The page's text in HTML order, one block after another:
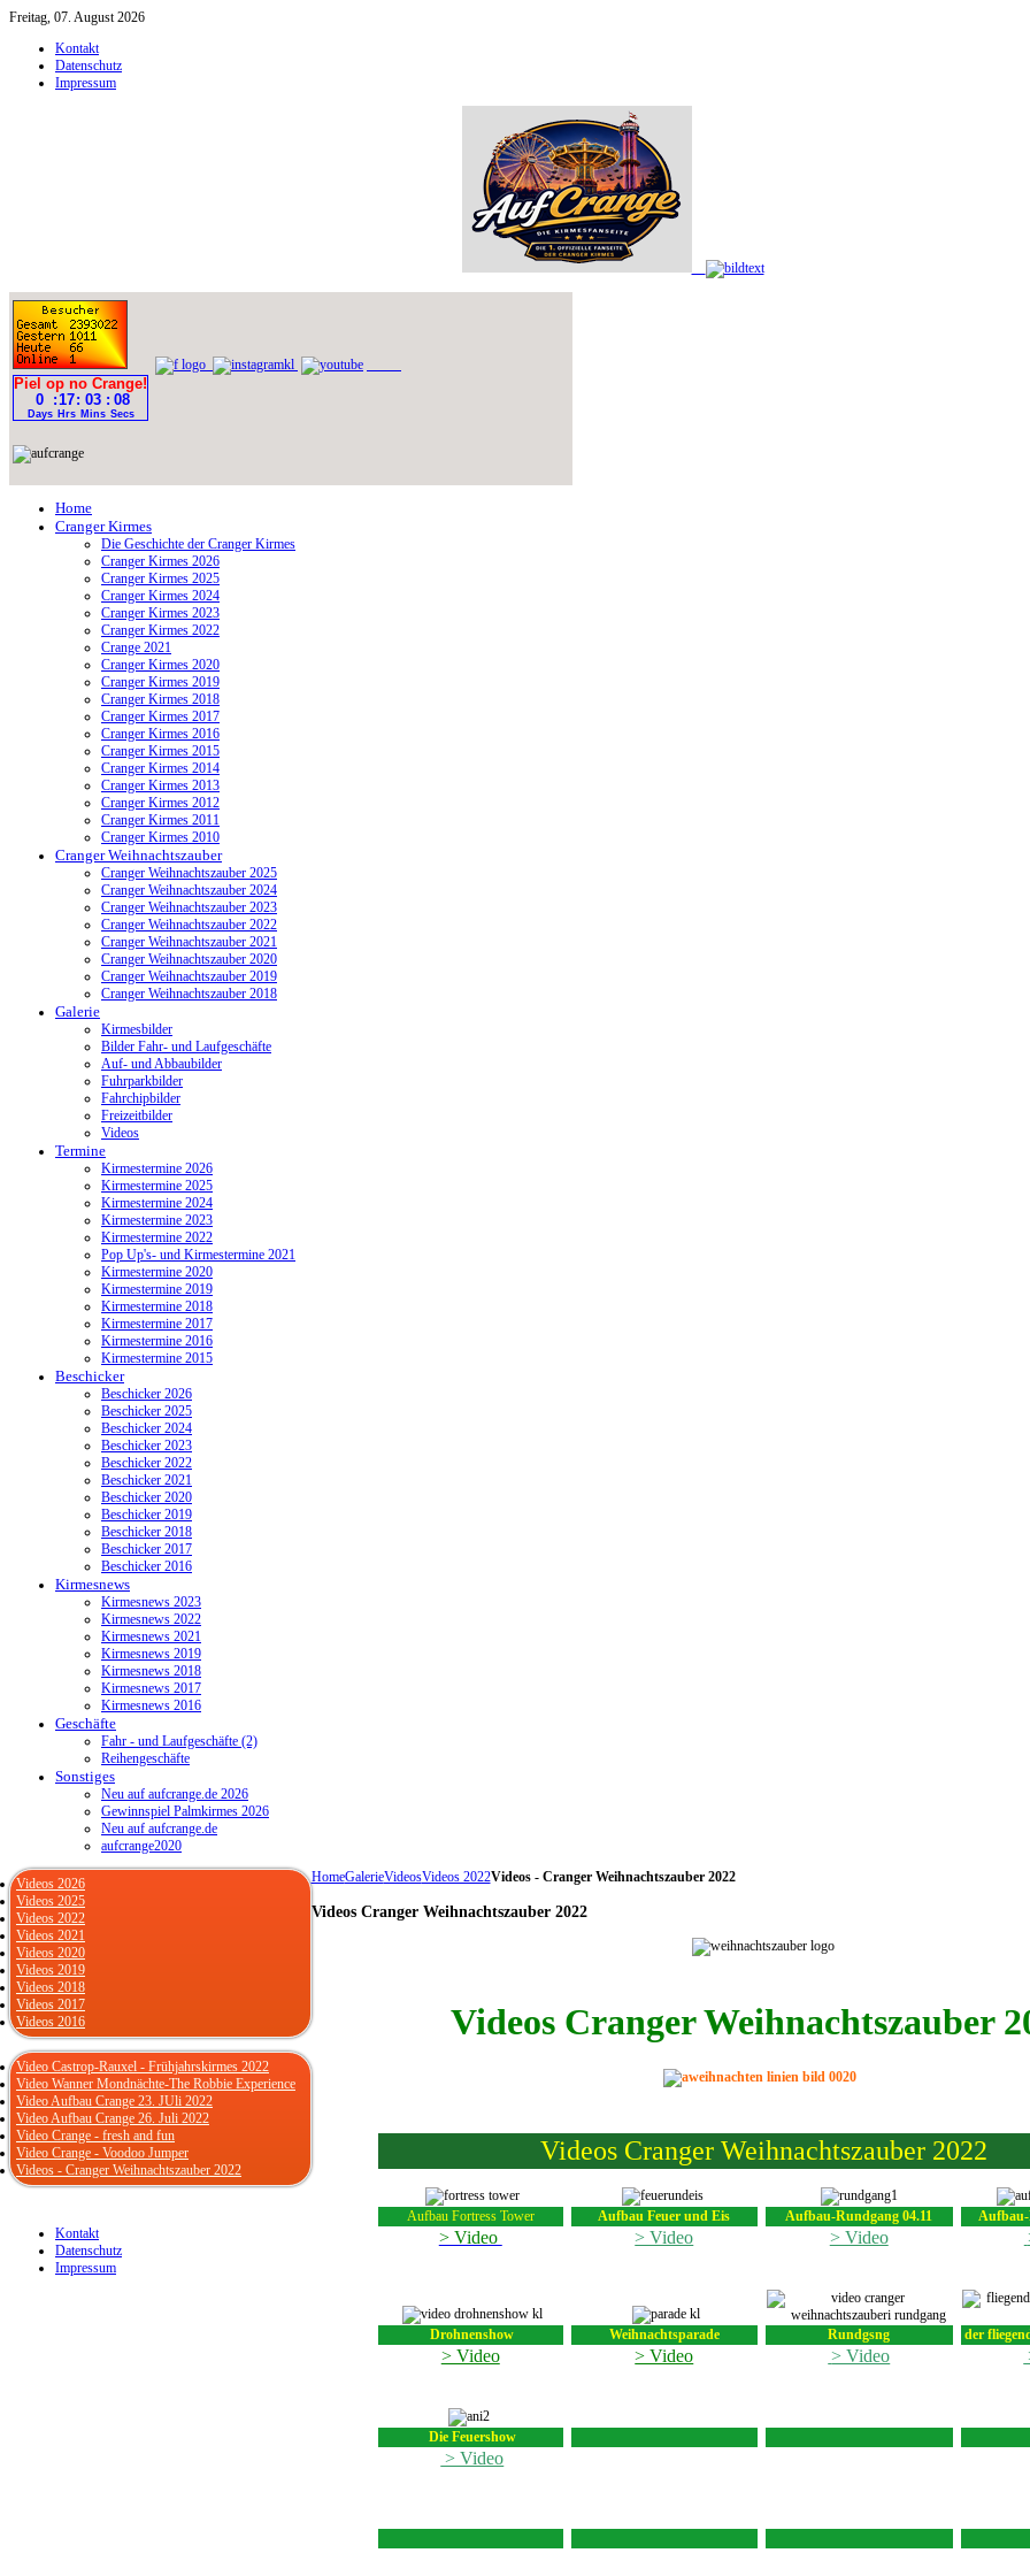
Freitag, 07. August 2026
Kontakt
Datenschutz
Impressum
Home
Cranger Kirmes
Die Geschichte der Cranger Kirmes
Cranger Kirmes 2026
Cranger Kirmes 2025
Cranger Kirmes 2024
Cranger Kirmes 2023
Cranger Kirmes 2022
Crange 2021
Cranger Kirmes 2020
Cranger Kirmes 2019
Cranger Kirmes 2018
Cranger Kirmes 2017
Cranger Kirmes 2016
Cranger Kirmes 2015
Cranger Kirmes 2014
Cranger Kirmes 2013
Cranger Kirmes 2012
Cranger Kirmes 2011
Cranger Kirmes 2010
Cranger Weihnachtszauber
Cranger Weihnachtszauber 2025
Cranger Weihnachtszauber 2024
Cranger Weihnachtszauber 2023
Cranger Weihnachtszauber 2022
Cranger Weihnachtszauber 2021
Cranger Weihnachtszauber 2020
Cranger Weihnachtszauber 2019
Cranger Weihnachtszauber 2018
Galerie
Kirmesbilder
Bilder Fahr- und Laufgeschäfte
Auf- und Abbaubilder
Fuhrparkbilder
Fahrchipbilder
Freizeitbilder
Videos
Termine
Kirmestermine 2026
Kirmestermine 2025
Kirmestermine 2024
Kirmestermine 2023
Kirmestermine 2022
Pop Up's- und Kirmestermine 2021
Kirmestermine 2020
Kirmestermine 2019
Kirmestermine 2018
Kirmestermine 2017
Kirmestermine 2016
Kirmestermine 2015
Beschicker
Beschicker 2026
Beschicker 2025
Beschicker 2024
Beschicker 2023
Beschicker 2022
Beschicker 2021
Beschicker 2020
Beschicker 2019
Beschicker 2018
Beschicker 2017
Beschicker 2016
Kirmesnews
Kirmesnews 2023
Kirmesnews 2022
Kirmesnews 2021
Kirmesnews 2019
Kirmesnews 2018
Kirmesnews 2017
Kirmesnews 2016
Geschäfte
Fahr - und Laufgeschäfte (2)
Reihengeschäfte
Sonstiges
Neu auf aufcrange.de 2026
Gewinnspiel Palmkirmes 2026
Neu auf aufcrange.de
aufcrange2020
HomeGalerieVideosVideos 2022Videos - Cranger Weihnachtszauber 2022
Videos Cranger Weihnachtszauber 2022
Videos Cranger Weihnachtszauber
Videos Cranger Weihnachtszauber 2022
Aufbau Fortress Tower Aufbau Feuer und Eis Aufbau-Rundgang 04.11 Aufbau-
> Video > Video > Video
Drohnenshow Weihnachtsparade Rundgsng der
> Video > Video > Video
Die Feuershow
> Video
Videos 2026
Videos 2025
Videos 2022
Videos 2021
Videos 2020
Videos 2019
Videos 2018
Videos 2017
Videos 2016
Video Castrop-Rauxel - Frühjahrskirmes 2022
Video Wanner Mondnächte-The Robbie Experience
Video Aufbau Crange 23. JUli 2022
Video Aufbau Crange 26. Juli 2022
Video Crange - fresh and fun
Video Crange - Voodoo Jumper
Videos - Cranger Weihnachtszauber 2022
Kontakt
Datenschutz
Impressum